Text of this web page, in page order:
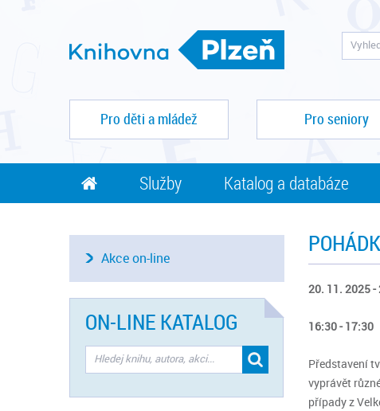
Pro děti a mládež Pro seniory
Služby Katalog a databáze
20. 11. 2025
16:30 - 17:30
Představení
vyprávět
případy z
Akce on-line
ON-LINE KATALOG